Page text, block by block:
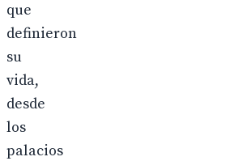
que
definieron
su
vida,
desde
los
palacios